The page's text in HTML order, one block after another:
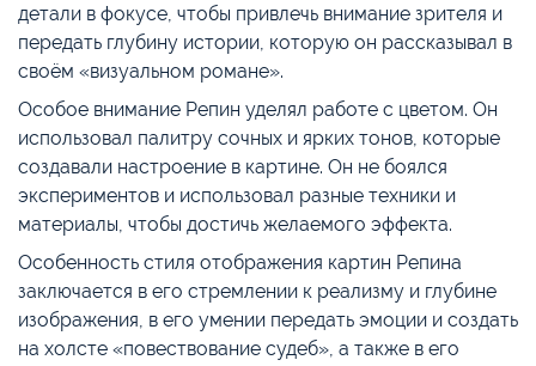
детали в фокусе, чтобы привлечь внимание зрителя и
передать глубину истории, которую он рассказывал в
своём «визуальном романе».
Особое внимание Репин уделял работе с цветом. Он
использовал палитру сочных и ярких тонов, которые
создавали настроение в картине. Он не боялся
экспериментов и использовал разные техники и
материалы, чтобы достичь желаемого эффекта.
Особенность стиля отображения картин Репина
заключается в его стремлении к реализму и глубине
изображения, в его умении передать эмоции и создать
на холсте «повествование судеб», а также в его